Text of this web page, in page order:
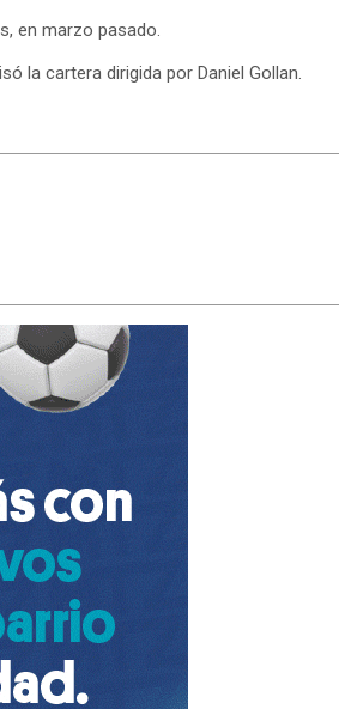
en marzo pasado.
la cartera dirigida por Daniel Gollan.